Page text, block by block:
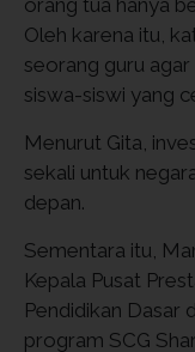
Oleh karena itu,
seorang guru
siswa-siswi yang
Menurut Gita,
sekali untuk
depan.
Sementara itu,
Kepala Pusat
Pendidikan Dasar
program SCG